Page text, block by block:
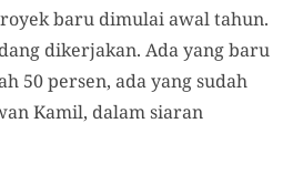
baru dimulai awal tahun.
dikerjakan. Ada yang baru
50 persen, ada yang sudah
Kamil, dalam siaran